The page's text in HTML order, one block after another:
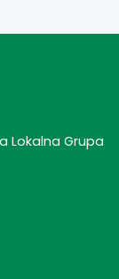
Lokalna Grupa